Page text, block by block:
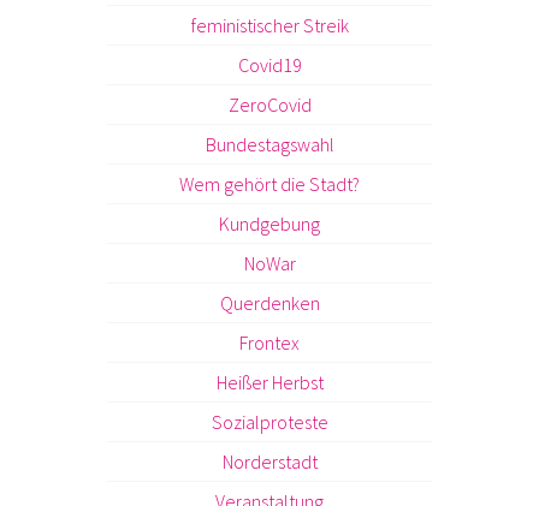
feministischer Streik
Covid19
ZeroCovid
Bundestagswahl
Wem gehört die Stadt?
Kundgebung
NoWar
Querdenken
Frontex
Heißer Herbst
Sozialproteste
Norderstadt